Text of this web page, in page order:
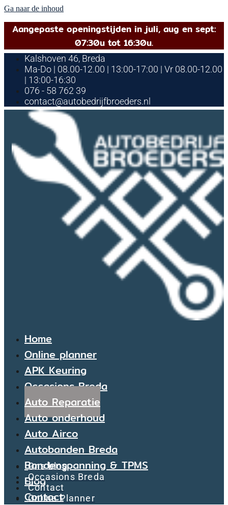
Ga naar de inhoud
Aangepaste openingstijden in juli, aug en sept:
07:30u tot 16:30u.
Kalshoven 46, Breda
Ma-Do | 08.00-12.00 | 13:00-17:00 | Vr 08.00-12.00
| 13:00-16:30
076 - 58 762 39
contact@autobedrijfbroeders.nl
Home
Online planner
APK Keuring
Occasions Breda
Auto Reparatie
Auto onderhoud
Auto Airco
Autobanden Breda
Bandenspanning & TPMS
Blog
Contact
Ons blog
Occasions Breda
Contact
Online Planner